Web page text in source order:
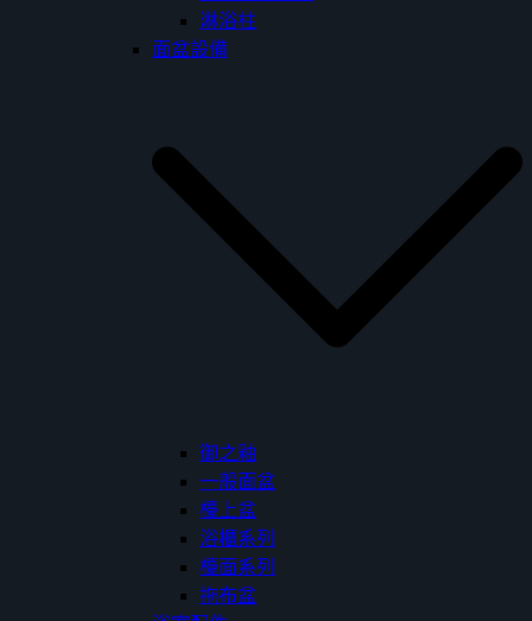
淋浴柱
面盆設備
御之釉
一般面盆
檯上盆
浴櫃系列
檯面系列
拖布盆